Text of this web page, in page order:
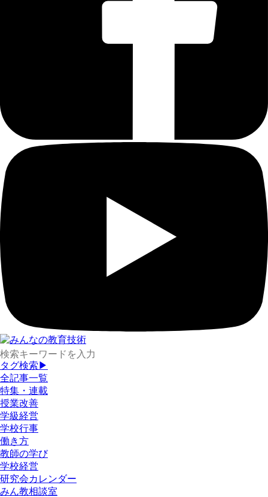
タグ検索▶
全記事一覧
特集・連載
授業改善
学級経営
学校行事
働き方
教師の学び
学校経営
研究会カレンダー
みん教相談室